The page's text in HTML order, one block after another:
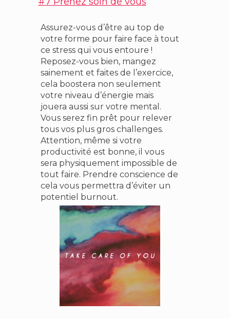
Assurez-vous d’être au top de
votre forme pour faire face à tout
ce stress qui vous entoure !
Reposez-vous bien, mangez
sainement et faites de l’exercice,
cela boostera non seulement
votre niveau d’énergie mais
jouera aussi sur votre mental.
Vous serez fin prêt pour relever
tous vos plus gros challenges.
Attention, même si votre
productivité est bonne, il vous
sera physiquement impossible de
tout faire. Prendre conscience de
cela vous permettra d’éviter un
potentiel burnout.